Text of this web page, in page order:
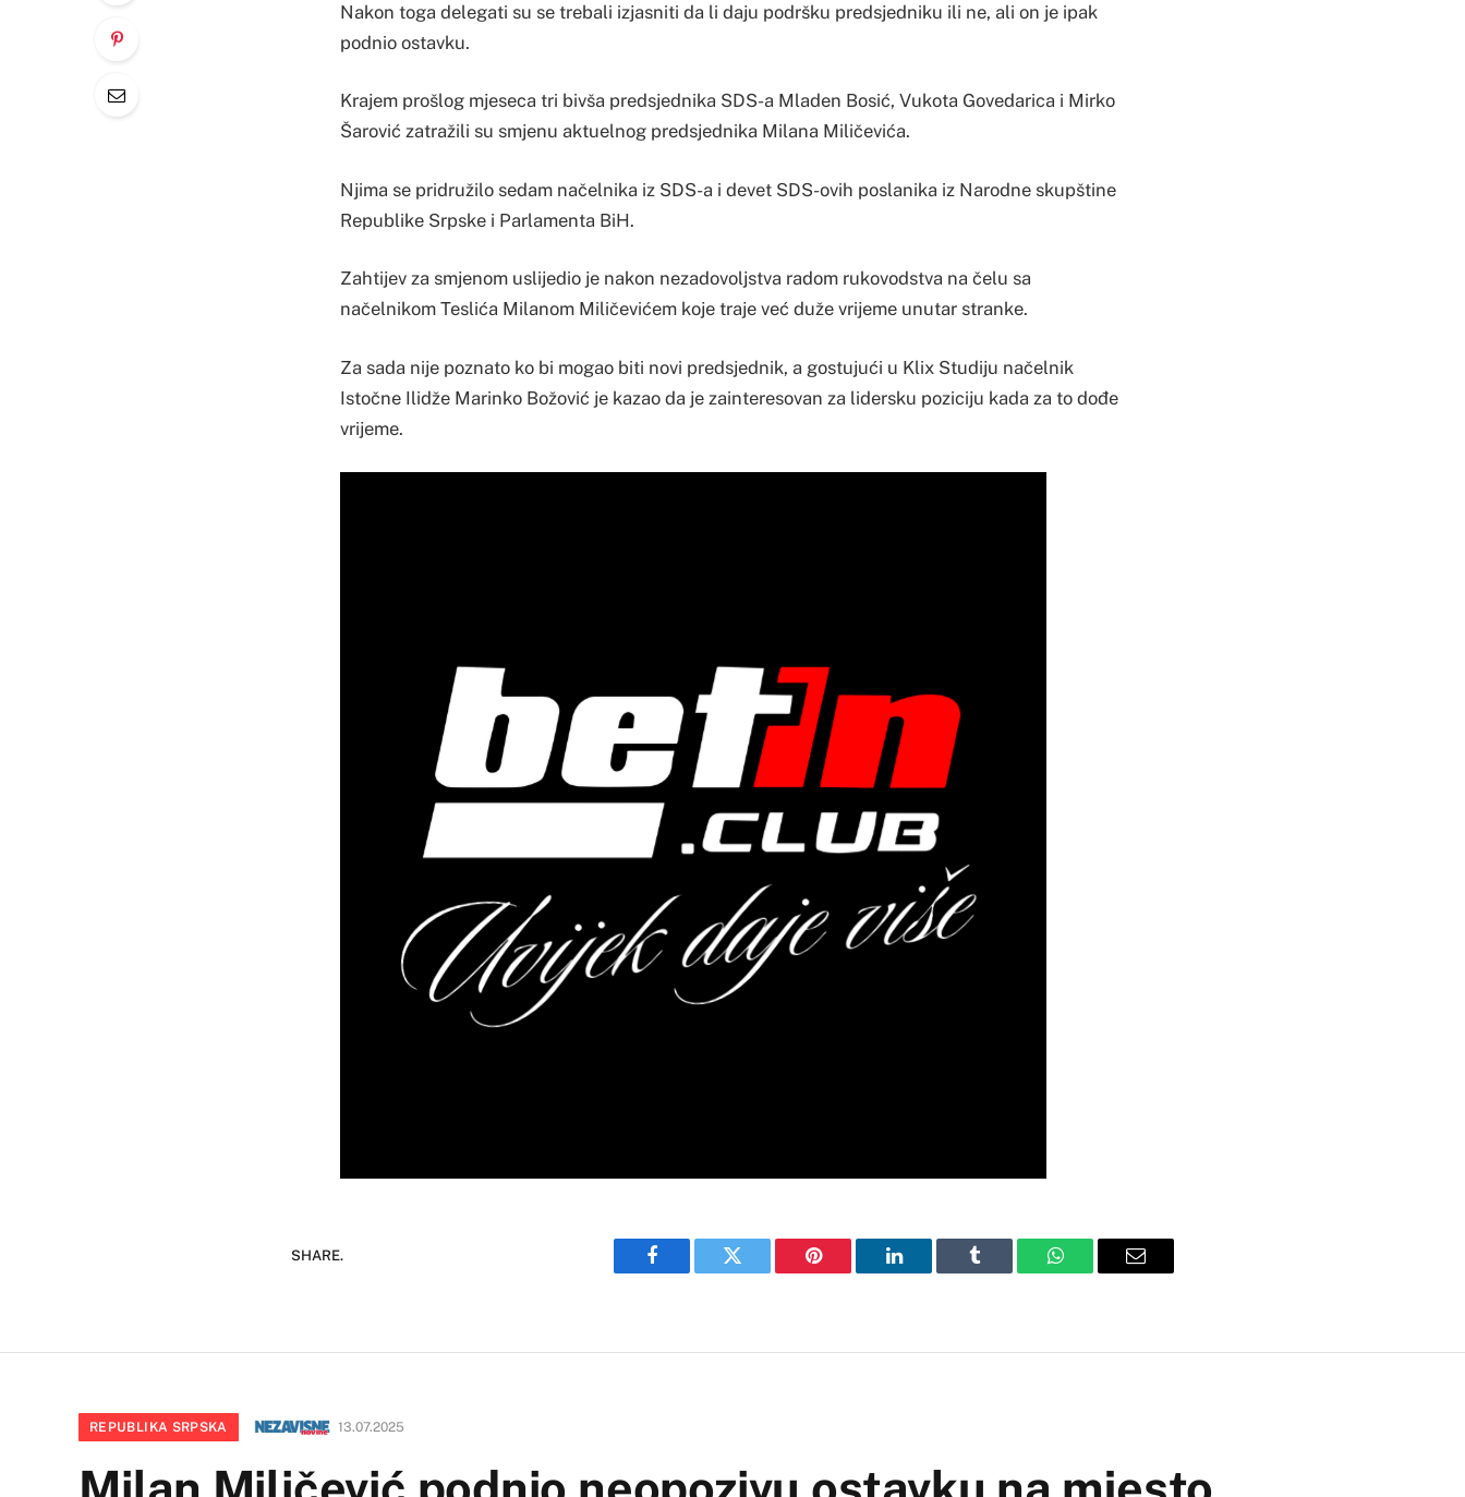
Nakon toga delegati su se trebali izjasniti da li daju podršku predsjedniku ili ne, ali on je ipak
podnio ostavku.
Krajem prošlog mjeseca tri bivša predsjednika SDS-a Mladen Bosić, Vukota Govedarica i Mirko
Šarović zatražili su smjenu aktuelnog predsjednika Milana Miličevića.
Njima se pridružilo sedam načelnika iz SDS-a i devet SDS-ovih poslanika iz Narodne skupštine
Republike Srpske i Parlamenta BiH.
Zahtijev za smjenom uslijedio je nakon nezadovoljstva radom rukovodstva na čelu sa
načelnikom Teslića Milanom Miličevićem koje traje već duže vrijeme unutar stranke.
Za sada nije poznato ko bi mogao biti novi predsjednik, a gostujući u Klix Studiju načelnik
Istočne Ilidže Marinko Božović je kazao da je zainteresovan za lidersku poziciju kada za to dođe
vrijeme.
SHARE.
Facebook Twitter Pinterest LinkedIn Tumblr WhatsAppEmail
REPUBLIKA SRPSKA 13.07.2025